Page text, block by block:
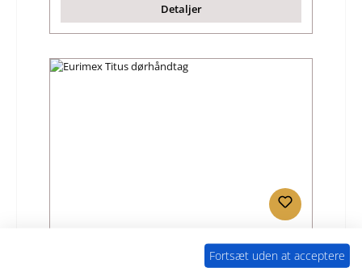
Detaljer
Fortsæt uden at acceptere